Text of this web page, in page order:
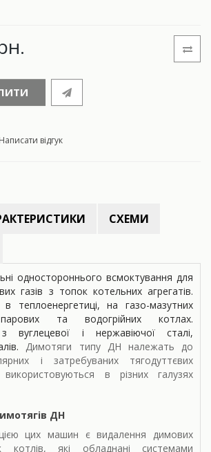
Написати відгук
СХЕМИ
одностороннього всмоктування для
газів з топок котельних агрегатів.
в теплоенергетиці, на газо-мазутних
та водогрійних котлах.
вуглецевої і нержавіючої сталі,
Димотяги типу ДН належать до
і затребуваних тягодуттєвих
в різних галузях
ДН
цих машин є видалення димових
котлів, які обладнані системами